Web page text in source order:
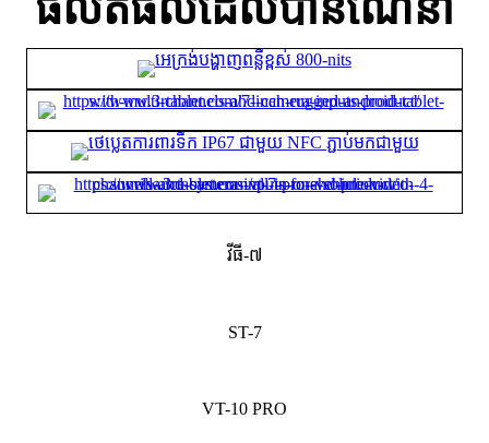
វីធី-៧
ST-7
VT-10 PRO